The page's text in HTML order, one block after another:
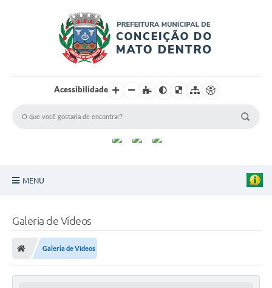
Acessibilidade
MENU
Turismo
Galeria de Vídeos
Galeria de Vídeos